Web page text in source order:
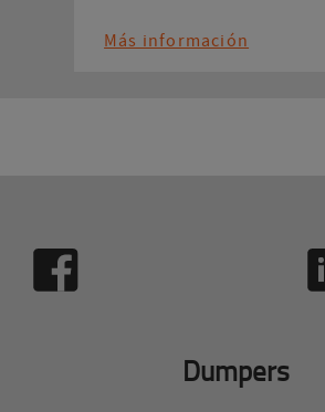
Más información
Dumpers